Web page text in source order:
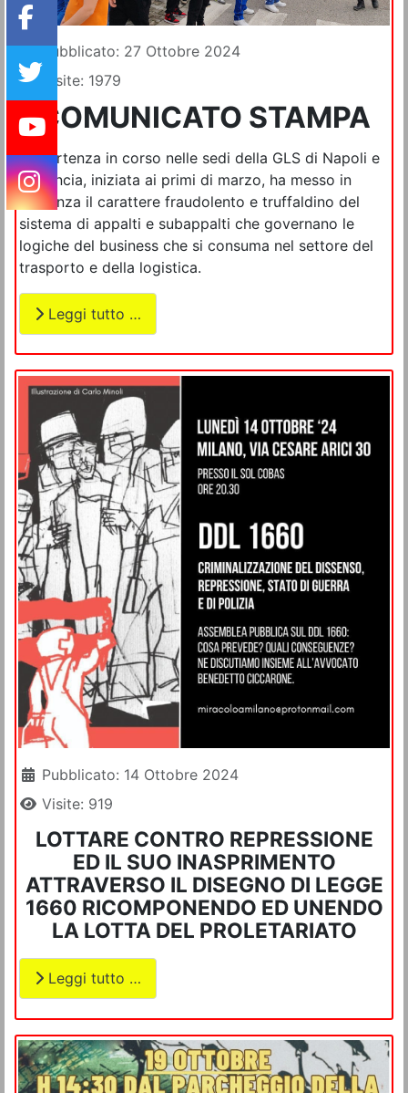
Dettagli
Pubblicato: 27 Ottobre 2024
Visite: 1979
COMUNICATO STAMPA
La vertenza in corso nelle sedi della GLS di Napoli e
provincia, iniziata ai primi di marzo, ha messo in
evidenza il carattere fraudolento e truffaldino del
sistema di appalti e subappalti che governano le
logiche del business che si consuma nel settore del
trasporto e della logistica.
Leggi tutto …
Dettagli
Pubblicato: 14 Ottobre 2024
Visite: 919
LOTTARE CONTRO REPRESSIONE
ED IL SUO INASPRIMENTO
ATTRAVERSO IL DISEGNO DI LEGGE
1660 RICOMPONENDO ED UNENDO
LA LOTTA DEL PROLETARIATO
Leggi tutto …